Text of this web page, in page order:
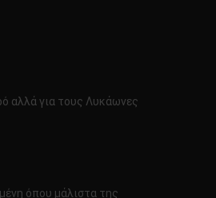
αλλά για τους Λυκάωνες
όπου μάλιστα της